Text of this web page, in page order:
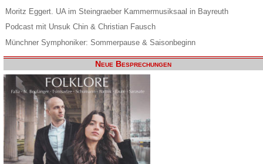
Moritz Eggert. UA im Steingraeber Kammermusiksaal in Bayreuth
Podcast mit Unsuk Chin & Christian Fausch
Münchner Symphoniker: Sommerpause & Saisonbeginn
Neue Besprechungen